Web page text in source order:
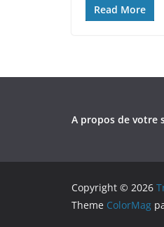
Read More
A propos de votre
Copyright © 2026
Theme ColorMag